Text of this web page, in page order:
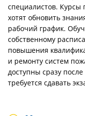
специалистов. Курсы
хотят обновить
рабочий график.
собственному
повышения
и ремонту систем
доступны сразу
требуется сдавать